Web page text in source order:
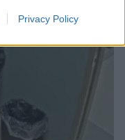
Privacy Policy